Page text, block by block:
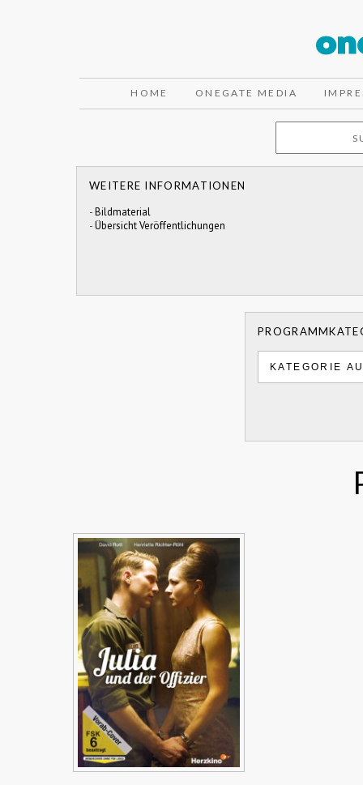
HOME ONEGATE MEDIA
WEITERE INFORMATIONEN
-Bildmaterial
-Übersicht Veröffentlichungen